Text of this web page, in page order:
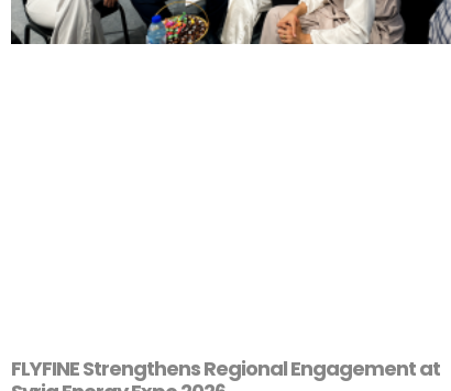
FLYFINE Strengthens Regional Engagement at